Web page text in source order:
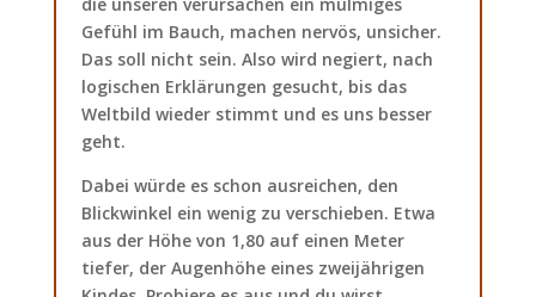
Gefühl im Bauch, machen nervös, unsicher.
Das soll nicht sein. Also wird negiert, nach
logischen Erklärungen gesucht, bis das
Weltbild wieder stimmt und es uns besser
geht.
Dabei würde es schon ausreichen, den
Blickwinkel ein wenig zu verschieben. Etwa
aus der Höhe von 1,80 auf einen Meter
tiefer, der Augenhöhe eines zweijährigen